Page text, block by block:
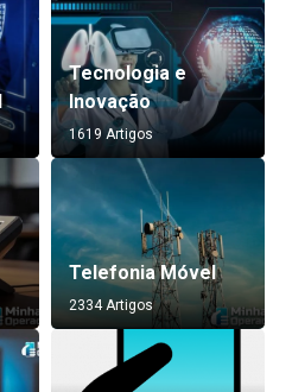
Tecnologia e
Inovação
1619 Artigos
Telefonia Móvel
2334 Artigos